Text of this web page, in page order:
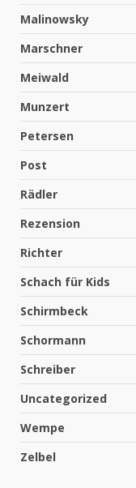
Malinowsky
Marschner
Meiwald
Munzert
Petersen
Post
Rädler
Rezension
Richter
Schach für Kids
Schirmbeck
Schormann
Schreiber
Uncategorized
Wempe
Zelbel